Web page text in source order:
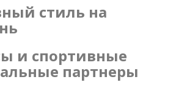
стиль на
и спортивные
партнеры